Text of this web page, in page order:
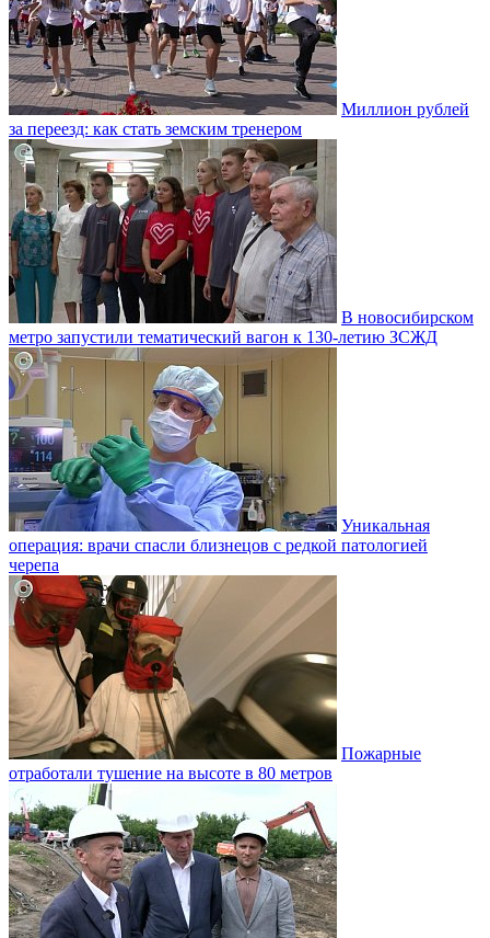
Миллион рублей
за переезд: как стать земским тренером
В новосибирском
метро запустили тематический вагон к 130-летию ЗСЖД
Уникальная
операция: врачи спасли близнецов с редкой патологией
черепа
Пожарные
отработали тушение на высоте в 80 метров